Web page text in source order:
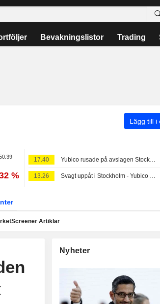
Bevakningslistor Trading
Lägg till i
%
17.40 Yubico rusade på avslagen Stockholmsbörs, OMXS30-index oförändrat
13.26 Svagt uppåt i Stockholm - Yubico rusar efter rapporten
Artiklar
Nyheter